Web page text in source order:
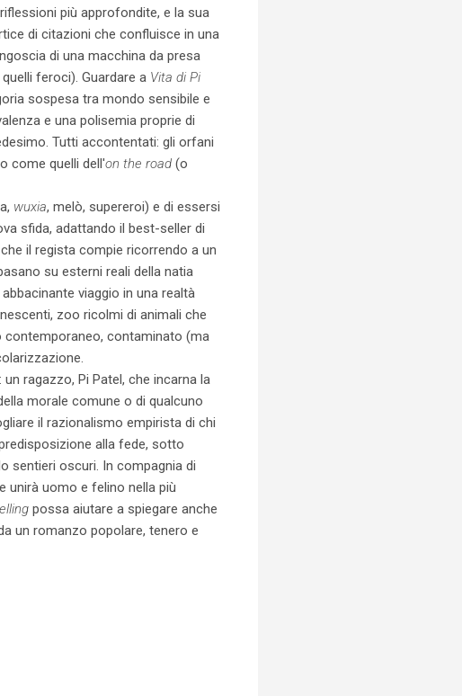
più approfondite, e la sua
di citazioni che confluisce in una
di una macchina da presa
feroci). Guardare a Vita di Pi
sospesa tra mondo sensibile e
e una polisemia proprie di
Tutti accontentati: gli orfani
come quelli dell'on the road (o
wuxia, melò, supereroi) e di essersi
sfida, adattando il best-seller di
il regista compie ricorrendo a un
su esterni reali della natia
abbacinante viaggio in una realtà
zoo ricolmi di animali che
contemporaneo, contaminato (ma
ragazzo, Pi Patel, che incarna la
morale comune o di qualcuno
il razionalismo empirista di chi
alla fede, sotto
sentieri oscuri. In compagnia di
unirà uomo e felino nella più
possa aiutare a spiegare anche
un romanzo popolare, tenero e